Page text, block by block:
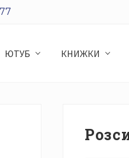
ЮТУБ КНИЖКИ